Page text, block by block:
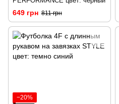
649 грн 811 грн
−20%